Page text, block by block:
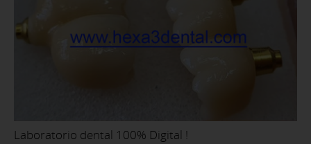
Laboratorio dental 100% Digital !